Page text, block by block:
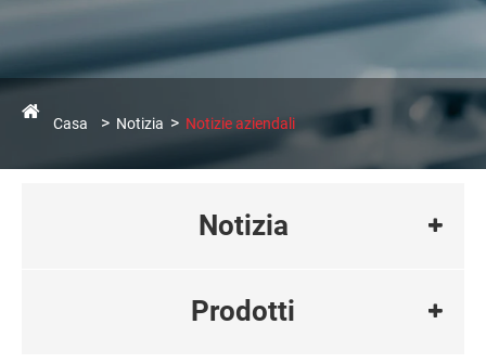
Casa Notizia Notizie aziendali
Notizia
Prodotti